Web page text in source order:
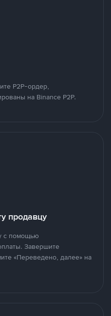
P2P-ордер,
на Binance P2P.
продавцу
с помощью
Завершите
«Переведено, далее» на